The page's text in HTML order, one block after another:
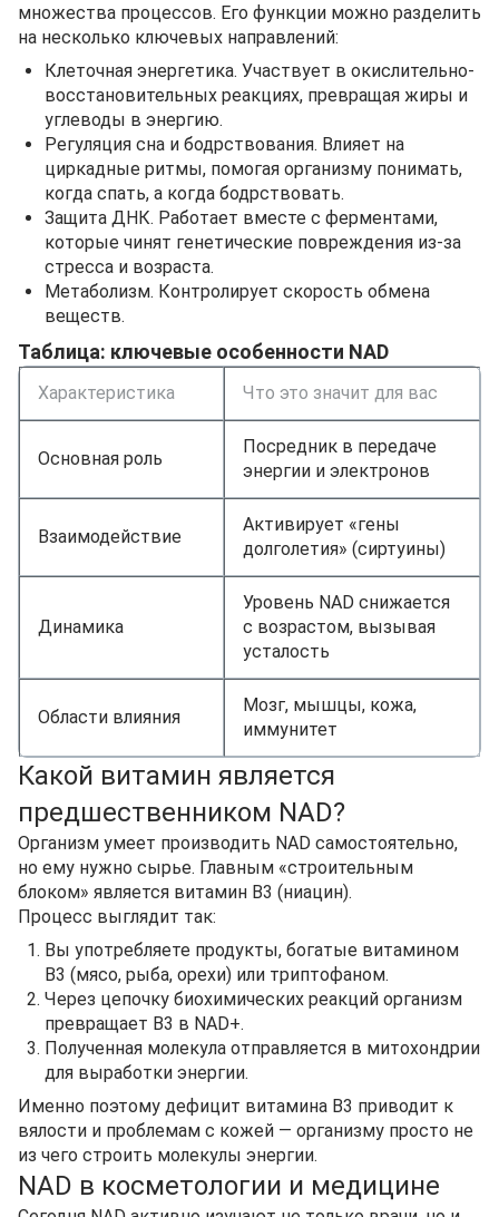
множества процессов. Его функции можно разделить
на несколько ключевых направлений:
Клеточная энергетика. Участвует в окислительно-
восстановительных реакциях, превращая жиры и
углеводы в энергию.
Регуляция сна и бодрствования. Влияет на
циркадные ритмы, помогая организму понимать,
когда спать, а когда бодрствовать.
Защита ДНК. Работает вместе с ферментами,
которые чинят генетические повреждения из-за
стресса и возраста.
Метаболизм. Контролирует скорость обмена
веществ.
Таблица: ключевые особенности NAD
Характеристика Что это значит для вас
Основная роль
Посредник в передаче
энергии и электронов
Взаимодействие
Активирует «гены
долголетия» (сиртуины)
Динамика
Уровень NAD снижается
с возрастом, вызывая
усталость
Области влияния
Мозг, мышцы, кожа,
иммунитет
Какой витамин является
предшественником NAD?
Организм умеет производить NAD самостоятельно,
но ему нужно сырье. Главным «строительным
блоком» является витамин B3 (ниацин).
Процесс выглядит так:
Вы употребляете продукты, богатые витамином
B3 (мясо, рыба, орехи) или триптофаном.
Через цепочку биохимических реакций организм
превращает B3 в NAD+.
Полученная молекула отправляется в митохондрии
для выработки энергии.
Именно поэтому дефицит витамина B3 приводит к
вялости и проблемам с кожей — организму просто не
из чего строить молекулы энергии.
NAD в косметологии и медицине